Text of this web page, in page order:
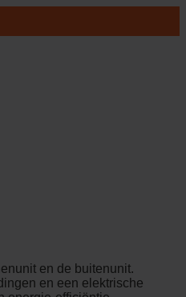
en de buitenunit.
en een elektrische